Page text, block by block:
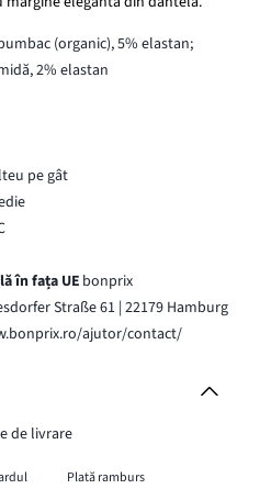
(organic), 5% elastan;
2% elastan
pe gât
în fața UE bonprix
Straße 61 | 22179 Hamburg
ajutor/contact/
de livrare
Plată ramburs